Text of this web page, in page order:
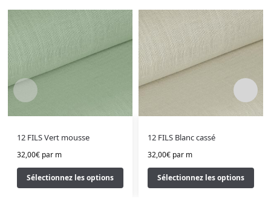
12 FILS Vert mousse
32,00€par m
Sélectionnez les options
12 FILS Blanc cassé
32,00€ par m
Sélectionnez les options